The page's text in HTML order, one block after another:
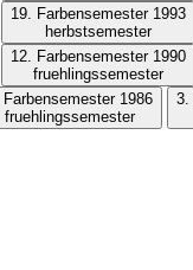
19. Farbensemester 1993
herbstsemester
12. Farbensemester 1990
fruehlingssemester
Farbensemester 1986
fruehlingssemester
3.